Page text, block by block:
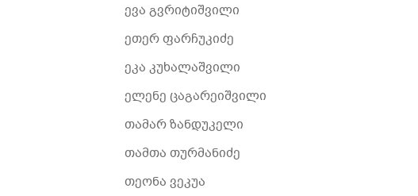
ევა გვრიტიშვილი
ეთერ ფარჩუკიძე
ეკა კუხალაშვილი
ელენე ცაგარეიშვილი
თამარ ზანდუკელი
თამთა თურმანიძე
თეონა ვეკუა